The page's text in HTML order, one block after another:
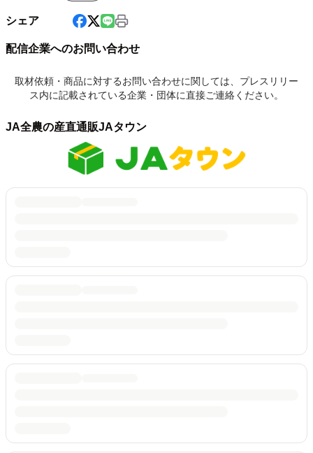
シェア
配信企業へのお問い合わせ
取材依頼・商品に対するお問い合わせに関しては、プレスリリー
ス内に記載されている企業・団体に直接ご連絡ください。
JA全農の産直通販JAタウン